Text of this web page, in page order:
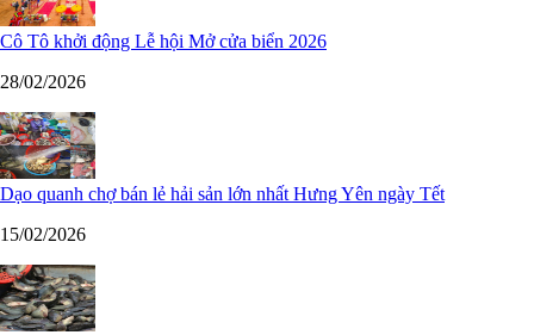
Cô Tô khởi động Lễ hội Mở cửa biển 2026
28/02/2026
Dạo quanh chợ bán lẻ hải sản lớn nhất Hưng Yên ngày Tết
15/02/2026